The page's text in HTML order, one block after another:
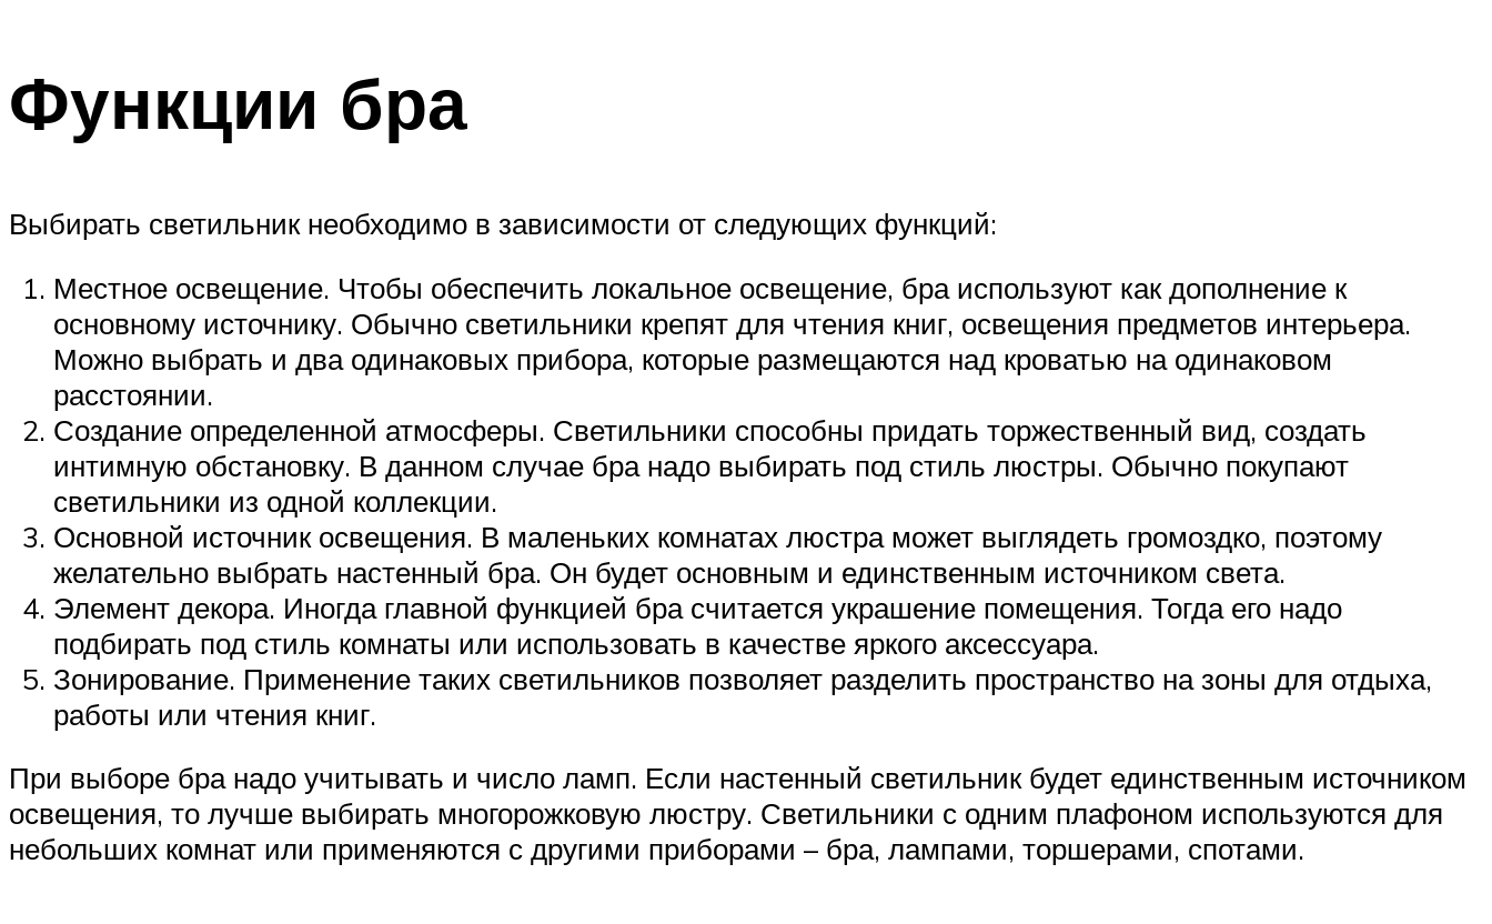
Функции бра
Выбирать светильник необходимо в зависимости от следующих функций:
Местное освещение. Чтобы обеспечить локальное освещение, бра используют как дополнение к
основному источнику. Обычно светильники крепят для чтения книг, освещения предметов интерьера.
Можно выбрать и два одинаковых прибора, которые размещаются над кроватью на одинаковом
расстоянии.
Создание определенной атмосферы. Светильники способны придать торжественный вид, создать
интимную обстановку. В данном случае бра надо выбирать под стиль люстры. Обычно покупают
светильники из одной коллекции.
Основной источник освещения. В маленьких комнатах люстра может выглядеть громоздко, поэтому
желательно выбрать настенный бра. Он будет основным и единственным источником света.
Элемент декора. Иногда главной функцией бра считается украшение помещения. Тогда его надо
подбирать под стиль комнаты или использовать в качестве яркого аксессуара.
Зонирование. Применение таких светильников позволяет разделить пространство на зоны для отдыха,
работы или чтения книг.
При выборе бра надо учитывать и число ламп. Если настенный светильник будет единственным источником
освещения, то лучше выбирать многорожковую люстру. Светильники с одним плафоном используются для
небольших комнат или применяются с другими приборами – бра, лампами, торшерами, спотами.